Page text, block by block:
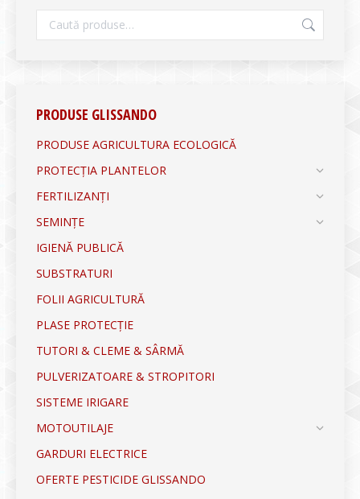
PRODUSE GLISSANDO
PRODUSE AGRICULTURA ECOLOGICĂ
PROTECȚIA PLANTELOR
FERTILIZANȚI
SEMINȚE
IGIENĂ PUBLICĂ
SUBSTRATURI
FOLII AGRICULTURĂ
PLASE PROTECȚIE
TUTORI & CLEME & SÂRMĂ
PULVERIZATOARE & STROPITORI
SISTEME IRIGARE
MOTOUTILAJE
GARDURI ELECTRICE
OFERTE PESTICIDE GLISSANDO